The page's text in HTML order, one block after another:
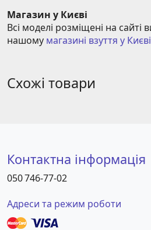
Магазин у Києві
Всі моделі розміщені на
нашому магазині взуття у Києві
Схожі товари
Контактна інформація
050 746-77-02
Адреси та режим роботи